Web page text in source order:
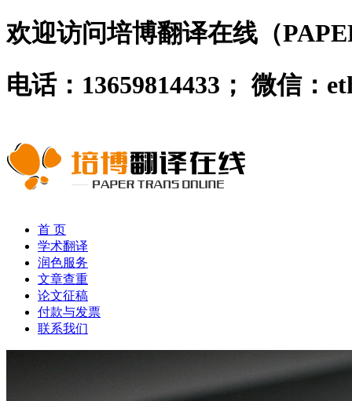
欢迎访问培博翻译在线（
电话：13659814433； 微信：
首 页
学术翻译
润色服务
文章查重
论文征稿
付款与发票
联系我们